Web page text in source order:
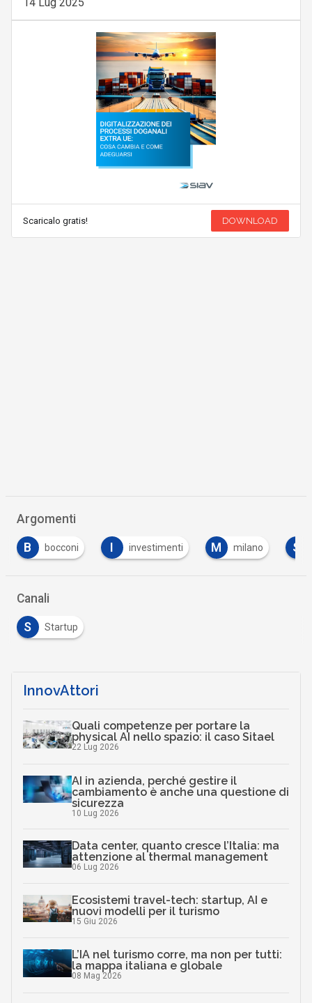
Scaricalo gratis! DOWNLOAD
Argomenti
B bocconi investimenti M milano S
Canali
S Startup
InnovAttori
Quali competenze per portare la
physical AI nello spazio: il caso Sitael
22 Lug 2026
AI in azienda, perché gestire il
cambiamento è anche una questione di
sicurezza
10 Lug 2026
Data center, quanto cresce l’Italia: ma
attenzione al thermal management
06 Lug 2026
Ecosistemi travel-tech: startup, AI e
nuovi modelli per il turismo
15 Giu 2026
L’IA nel turismo corre, ma non per tutti:
la mappa italiana e globale
08 Mag 2026